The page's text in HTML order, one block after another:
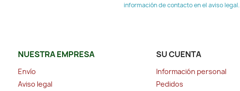
información de contacto en el aviso legal.
NUESTRA EMPRESA
Envío
Aviso legal
SU CUENTA
Información personal
Pedidos